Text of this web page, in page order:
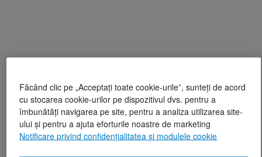
Făcând clic pe „Acceptați toate cookie-urile”, sunteți de acord
cu stocarea cookie-urilor pe dispozitivul dvs. pentru a
îmbunătăți navigarea pe site, pentru a analiza utilizarea site-
ului și pentru a ajuta eforturile noastre de marketing
Notificare privind confidențialitatea și modulele cookie